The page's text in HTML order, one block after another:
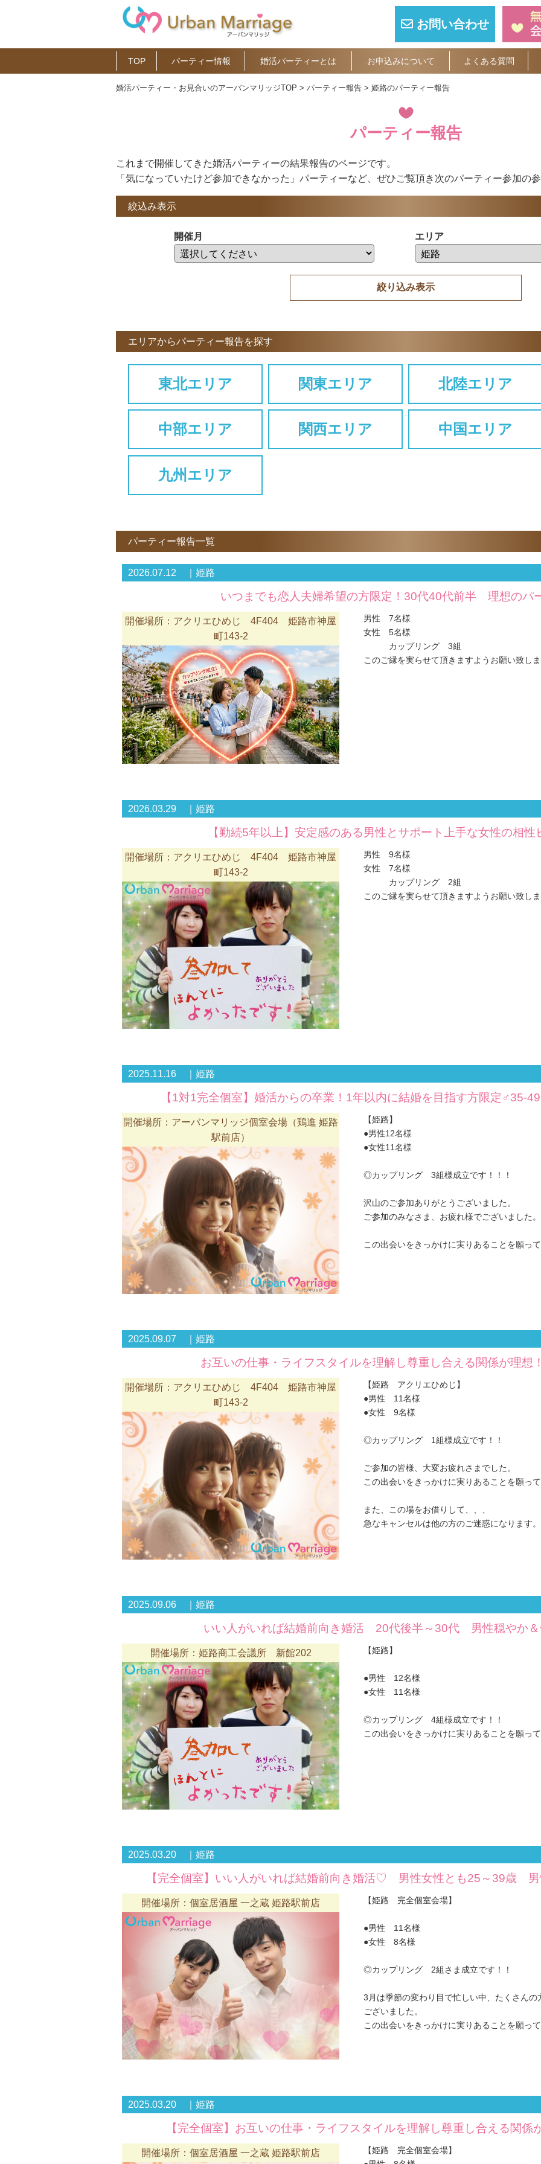
お問い合わせ
TOP パーティー情報 婚活パーティーとは お申込みについて よくある質問
婚活パーティー・お見合いのアーバンマリッジTOP パーティー報告 姫路のパーティー報告
パーティー報告
これまで開催してきた婚活パーティーの結果報告のページです。
「気になっていたけど参加できなかった」パーティーなど、ぜひご覧頂き次のパーティー参加の
絞込み表示
開催月 エリア
エリアからパーティー報告を探す
東北エリア 関東エリア 北陸エリア
中部エリア 関西エリア 中国エリア
九州エリア
パーティー報告一覧
2026.07.12 ｜姫路
いつまでも恋人夫婦希望の方限定！30代40代前半 理想のパ
開催場所：アクリエひめじ 4F404 姫路市神屋
町143-2
男性 7名様
女性 5名様
カップリング 3組
このご縁を実らせて頂きますようお願い致し
2026.03.29 ｜姫路
【勤続5年以上】安定感のある男性とサポート上手な女性の相性
開催場所：アクリエひめじ 4F404 姫路市神屋
町143-2
男性 9名様
女性 7名様
カップリング 2組
このご縁を実らせて頂きますようお願い致し
2025.11.16 ｜姫路
【1対1完全個室】婚活からの卒業！1年以内に結婚を目指す方限定♂35-
開催場所：アーバンマリッジ個室会場（鶏進 姫路
駅前店）
【姫路】
●男性12名様
●女性11名様
◎カップリング 3組様成立です！！！
沢山のご参加ありがとうございました。
ご参加のみなさま、お疲れ様でございました。
この出会いをきっかけに実りあることを願っ
2025.09.07 ｜姫路
お互いの仕事・ライフスタイルを理解し尊重し合える関係が理想
開催場所：アクリエひめじ 4F404 姫路市神屋
町143-2
【姫路 アクリエひめじ】
●男性 11名様
●女性 9名様
◎カップリング 1組様成立です！！
ご参加の皆様、大変お疲れさまでした。
この出会いをきっかけに実りあることを願っ
また、この場をお借りして、、、
急なキャンセルは他の方のご迷惑になります
2025.09.06 ｜姫路
いい人がいれば結婚前向き婚活 20代後半～30代 男性穏やか＆
開催場所：姫路商工会議所 新館202 【姫路】
●男性 12名様
●女性 11名様
◎カップリング 4組様成立です！！
この出会いをきっかけに実りあることを願っ
2025.03.20 ｜姫路
【完全個室】いい人がいれば結婚前向き婚活♡ 男性女性とも25～39歳 男
開催場所：個室居酒屋 一之蔵 姫路駅前店 【姫路 完全個室会場】
●男性 11名様
●女性 8名様
◎カップリング 2組さま成立です！！
3月は季節の変わり目で忙しい中、たくさん
ございました。
この出会いをきっかけに実りあることを願っ
2025.03.20 ｜姫路
【完全個室】お互いの仕事・ライフスタイルを理解し尊重し合える関
開催場所：個室居酒屋 一之蔵 姫路駅前店
【姫路 完全個室会場】